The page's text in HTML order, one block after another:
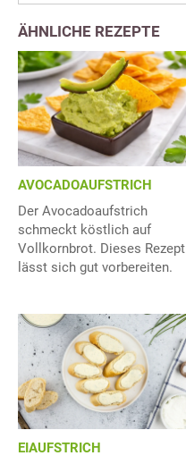
ÄHNLICHE REZEPTE
AVOCADOAUFSTRICH
Der Avocadoaufstrich
schmeckt köstlich auf
Vollkornbrot. Dieses Rezept
lässt sich gut vorbereiten.
EIAUFSTRICH